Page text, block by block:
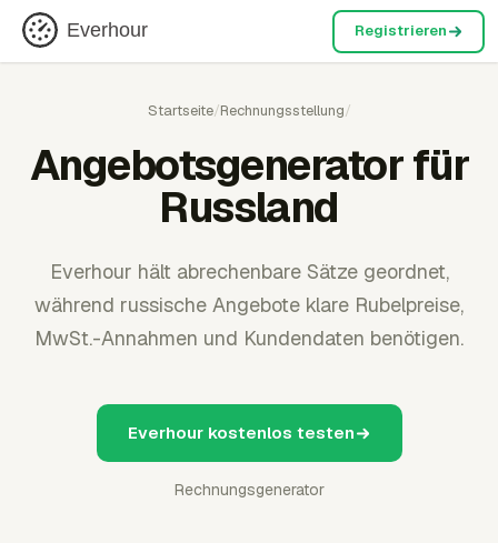
Everhour Registrieren
Startseite/Rechnungsstellung/
Angebotsgenerator für
Russland
Everhour hält abrechenbare Sätze geordnet,
während russische Angebote klare Rubelpreise,
MwSt.-Annahmen und Kundendaten benötigen.
Everhour kostenlos testen
Rechnungsgenerator